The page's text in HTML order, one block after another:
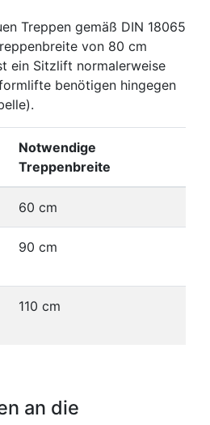
Treppen gemäß DIN 18065
von 80 cm
ein Sitzlift normalerweise
benötigen hingegen
Notwendige
Treppenbreite
60 cm
90 cm
110 cm
an die